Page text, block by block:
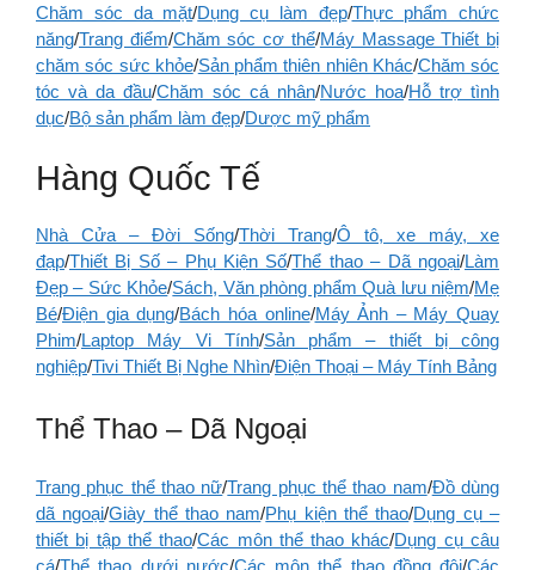
Chăm sóc da mặt/Dụng cụ làm đẹp/Thực phẩm chức
năng/Trang điểm/Chăm sóc cơ thể/Máy Massage Thiết bị
chăm sóc sức khỏe/Sản phẩm thiên nhiên Khác/Chăm sóc
tóc và da đầu/Chăm sóc cá nhân/Nước hoa/Hỗ trợ tình
dục/Bộ sản phẩm làm đẹp/Dược mỹ phẩm
Hàng Quốc Tế
Nhà Cửa – Đời Sống/Thời Trang/Ô tô, xe máy, xe
đạp/Thiết Bị Số – Phụ Kiện Số/Thể thao – Dã ngoại/Làm
Đẹp – Sức Khỏe/Sách, Văn phòng phẩm Quà lưu niệm/Mẹ
Bé/Điện gia dụng/Bách hóa online/Máy Ảnh – Máy Quay
Phim/Laptop Máy Vi Tính/Sản phẩm – thiết bị công
nghiệp/Tivi Thiết Bị Nghe Nhìn/Điện Thoại – Máy Tính Bảng
Thể Thao – Dã Ngoại
Trang phục thể thao nữ/Trang phục thể thao nam/Đồ dùng
dã ngoại/Giày thể thao nam/Phụ kiện thể thao/Dụng cụ –
thiết bị tập thể thao/Các môn thể thao khác/Dụng cụ câu
cá/Thể thao dưới nước/Các môn thể thao đồng đội/Các